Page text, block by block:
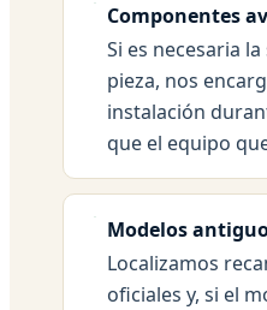
Componentes
Si es necesaria
pieza, nos
instalación
que el equipo
Modelos
Localizamos
oficiales y, si el